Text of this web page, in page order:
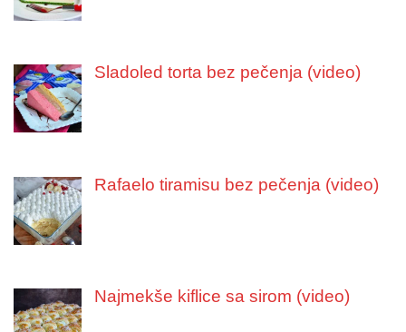
Sladoled torta bez pečenja (video)
Rafaelo tiramisu bez pečenja (video)
Najmekše kiflice sa sirom (video)